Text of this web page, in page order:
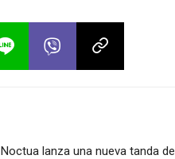
Noctua lanza una nueva tanda